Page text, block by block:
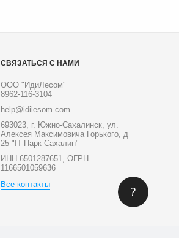
СВЯЗАТЬСЯ С НАМИ
ООО "ИдиЛесом"
8962-116-3104
help@idilesom.com
693023, г. Южно-Сахалинск, ул.
Алексея Максимовича Горького, д
25 "IT-Парк Сахалин"
ИНН 6501287651, ОГРН
1166501059636
Все контакты
?